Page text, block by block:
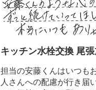
キッチン水栓交換 尾
担当の安藤くんはいつも
人さんへの配慮が行き届